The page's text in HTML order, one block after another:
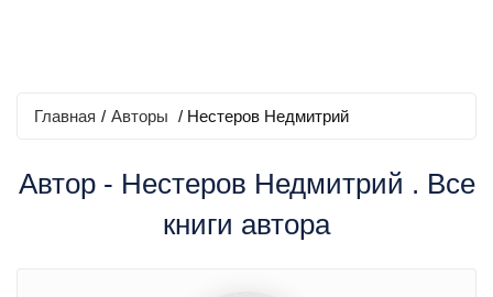
Главная / Авторы / Нестеров Недмитрий
Автор - Нестеров Недмитрий . Все
книги автора